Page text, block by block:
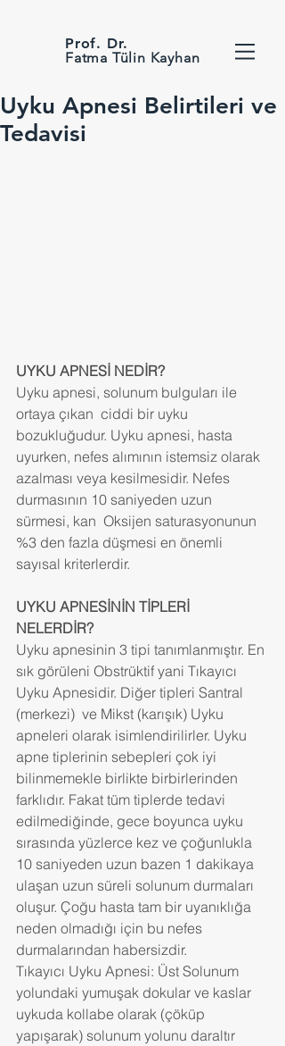
Prof. Dr.
Fatma Tülin Kayhan
Uyku Apnesi Belirtileri ve
Tedavisi
UYKU APNESİ NEDİR?
Uyku apnesi, solunum bulguları ile
ortaya çıkan  ciddi bir uyku
bozukluğudur. Uyku apnesi, hasta
uyurken, nefes alımının istemsiz olarak
azalması veya kesilmesidir. Nefes
durmasının 10 saniyeden uzun
sürmesi, kan  Oksijen saturasyonunun
%3 den fazla düşmesi en önemli
sayısal kriterlerdir.
UYKU APNESİNİN TİPLERİ
NELERDİR?
Uyku apnesinin 3 tipi tanımlanmıştır. En
sık görüleni Obstrüktif yani Tıkayıcı
Uyku Apnesidir. Diğer tipleri Santral
(merkezi)  ve Mikst (karışık) Uyku
apneleri olarak isimlendirilirler. Uyku
apne tiplerinin sebepleri çok iyi
bilinmemekle birlikte birbirlerinden
farklıdır. Fakat tüm tiplerde tedavi
edilmediğinde, gece boyunca uyku
sırasında yüzlerce kez ve çoğunlukla
10 saniyeden uzun bazen 1 dakikaya
ulaşan uzun süreli solunum durmaları
oluşur. Çoğu hasta tam bir uyanıklığa
neden olmadığı için bu nefes
durmalarından habersizdir.
Tıkayıcı Uyku Apnesi: Üst Solunum
yolundaki yumuşak dokular ve kaslar
uykuda kollabe olarak (çöküp
yapışarak) solunum yolunu daraltır